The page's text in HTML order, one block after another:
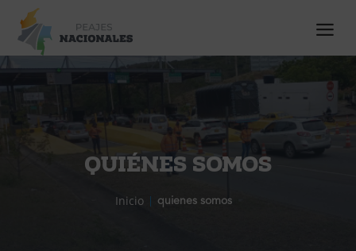
a
QUIÉNES SOMOS
Inicio quienes somos